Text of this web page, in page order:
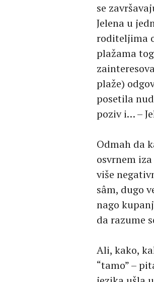
se
Jelena u
roditeljima
plažama
plaže)
posetila
poziv i… –
Odmah da
osvrnem
više
sâm, dugo
nago
da razume
Ali, kako,
“tamo” –